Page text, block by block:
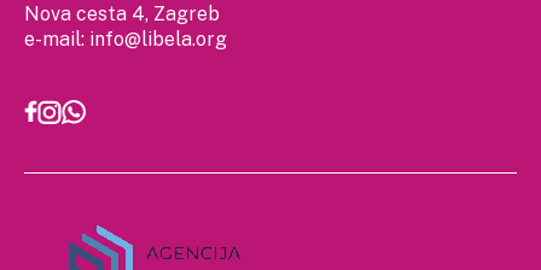
Nova cesta 4, Zagreb
e-mail: info@libela.org